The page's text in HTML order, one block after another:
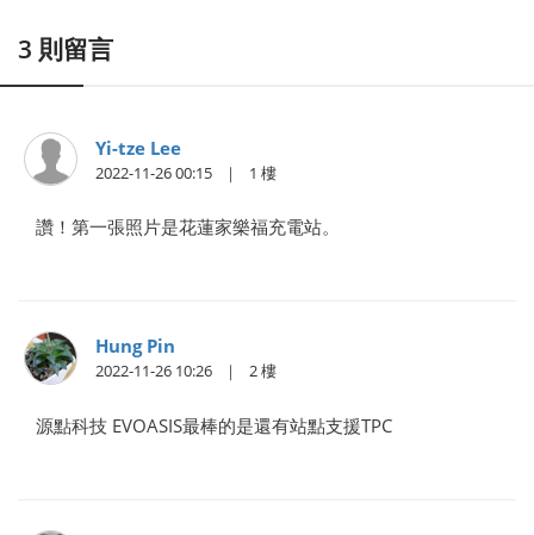
3 則留言
Yi-tze Lee
2022-11-26 00:15 1
讚！第一張照片是花蓮家樂福充電站。
Hung Pin
2022-11-26 10:26 2
源點科技 EVOASIS最棒的是還有站點支援TPC